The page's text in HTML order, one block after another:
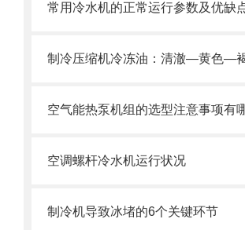
常用冷水机的正常运行参数及优缺
空调螺杆冷水机运行状况
制冷机导致冰堵的6个关键环节